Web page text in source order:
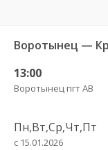
13:00
Воротынец пгт АВ
Пн,Вт,Ср,Чт,Пт
с 15.01.2026